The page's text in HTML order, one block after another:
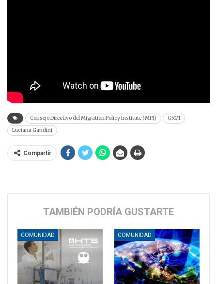
Consejo Directivo del Migration Policy Institute (MPI)
G5171
Luciana Gandini
Compartir
TAMBIÉN PODRÍA GUSTARTE
COMUNIDAD COMUNIDAD